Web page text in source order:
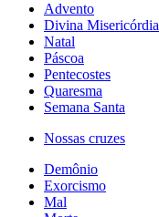
Advento
Divina Misericórdia
Natal
Páscoa
Pentecostes
Quaresma
Semana Santa
Nossas cruzes
Demônio
Exorcismo
Mal